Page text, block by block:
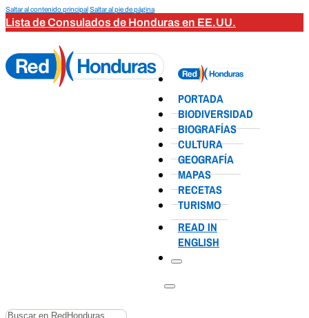
Saltar al contenido principalSaltar al pie de página
Lista de Consulados de Honduras en EE.UU.
PORTADA
BIODIVERSIDAD
BIOGRAFÍAS
CULTURA
GEOGRAFÍA
MAPAS
RECETAS
TURISMO
READ IN
ENGLISH
Buscar